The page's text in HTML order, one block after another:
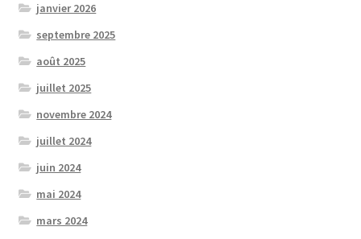
janvier 2026
septembre 2025
août 2025
juillet 2025
novembre 2024
juillet 2024
juin 2024
mai 2024
mars 2024